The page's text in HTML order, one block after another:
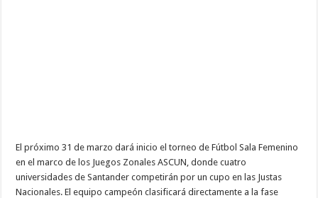
El próximo 31 de marzo dará inicio el torneo de Fútbol Sala Femenino
en el marco de los Juegos Zonales ASCUN, donde cuatro
universidades de Santander competirán por un cupo en las Justas
Nacionales. El equipo campeón clasificará directamente a la fase